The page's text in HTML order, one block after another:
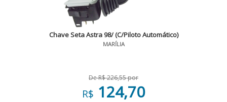
Chave Seta Astra 98/ (C/Piloto Automático)
MARÍLIA
De R$ 226,55 por
R$ 124,70